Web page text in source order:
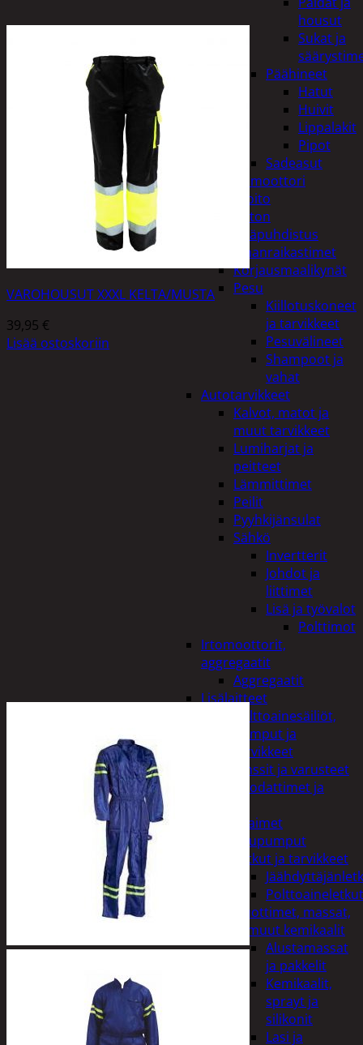
housut
Sukat ja
Päähineet
Hatut
Huivit
Lippalakit
Pipot
Sadeasut
Auto, vene ja moottori
Autonhoito
Auton
sisäpuhdistus
Ilmanraikastimet
Korjausmaalikynät
Pesu
Kiillotuskoneet
ja tarvikkeet
Pesuvälineet
Shampoot ja
vahat
Autotarvikkeet
Kalvot, matot ja
muut tarvikkeet
Lumiharjat ja
peitteet
Lämmittimet
Peilit
Pyyhkijänsulat
Sähkö
Invertterit
Johdot ja
liittimet
Lisä ja työvalot
Polttimot
Irtomoottorit,
aggregaatit
Aggregaatit
Lisälaitteet
Polttoainesäiliöt,
pumput ja
tarvikkeet
Vinssit ja varusteet
Öljyt, suodattimet ja
Avaimet
Imupumput
Letkut ja tarvikkeet
Polttoaineletkut
Liuottimet, massat,
ja muut kemikaalit
Alustamassat
ja pakkelit
Kemikaalit,
sprayt ja
silikonit
Lasi ja
VAROHOUSUT XXXL KELTA/MUSTA
39,95 €
Lisää ostoskoriin